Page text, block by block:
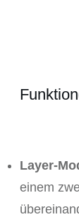
Layer-
einem